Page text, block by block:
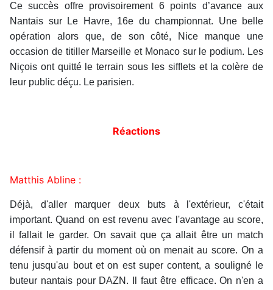
Ce succès offre provisoirement 6 points d’avance aux
Nantais sur Le Havre, 16e du championnat. Une belle
opération alors que, de son côté, Nice manque une
occasion de titiller Marseille et Monaco sur le podium. Les
Niçois ont quitté le terrain sous les sifflets et la colère de
leur public déçu. Le parisien.
Réactions
Matthis Abline :
Déjà, d'aller marquer deux buts à l'extérieur, c'était
important. Quand on est revenu avec l'avantage au score,
il fallait le garder. On savait que ça allait être un match
défensif à partir du moment où on menait au score. On a
tenu jusqu'au bout et on est super content, a souligné le
buteur nantais pour DAZN. Il faut être efficace. On n'en a